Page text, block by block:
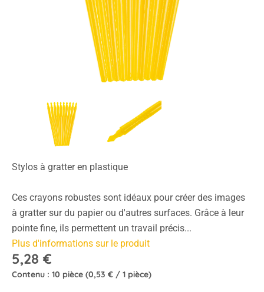
Stylos à gratter en plastique
Ces crayons robustes sont idéaux pour créer des images
à gratter sur du papier ou d'autres surfaces. Grâce à leur
pointe fine, ils permettent un travail précis...
Plus d'informations sur le produit
5,28 €
Contenu : 10 pièce (0,53 € / 1 pièce)